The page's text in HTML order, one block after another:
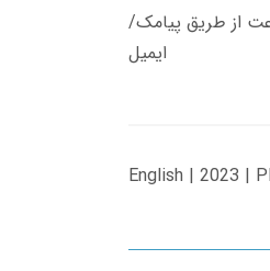
تومانی دانلود فوری از حساب کاربری می باشد، و زمان تحویل لینک دانلود کتاب های 500 هزار تومانی حداکثر 12 ساعت از طریق پیامک/
ایمیل
English | 2023 |